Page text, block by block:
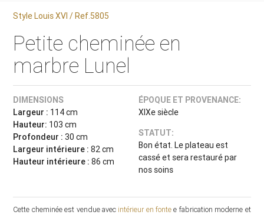
Style Louis XVI / Ref.5805
Petite cheminée en
marbre Lunel
DIMENSIONS
Largeur : 114 cm
Hauteur: 103 cm
Profondeur : 30 cm
Largeur intérieure :82 cm
Hauteur intérieure :86 cm
ÉPOQUE ET PROVENANCE:
XIXe siècle
STATUT:
Bon état. Le plateau est
cassé et sera restauré par
nos soins
Cette cheminée est vendue avec intérieur en fonte e fabrication moderne et